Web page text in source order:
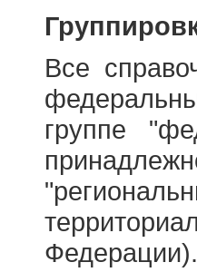
Все
группе
Федерации).